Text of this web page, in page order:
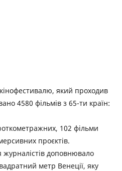
який проходив
4580 фільмів з 65-ти країн:
102 фільми
проєктів.
журналістів доповнювало
метр Венеції, яку